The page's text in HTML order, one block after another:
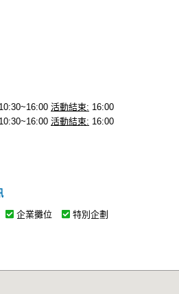
10:30~16:00 活動結束: 16:00
10:30~16:00 活動結束: 16:00
企業攤位 特別企劃